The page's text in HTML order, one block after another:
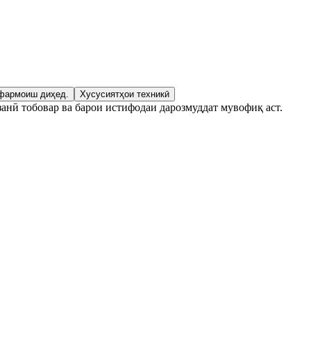
диҳед. Хусусиятҳои техникӣ
тобовар ва барои истифодаи дарозмуддат мувофиқ аст.